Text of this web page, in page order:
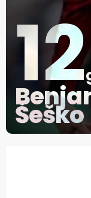
Šeško
12